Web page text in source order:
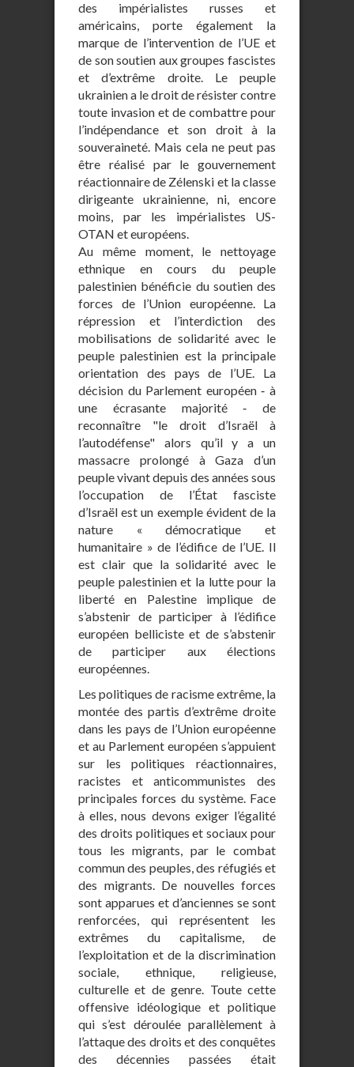
des impérialistes russes et
américains, porte également la
marque de l’intervention de l’UE et
de son soutien aux groupes fascistes
et d’extrême droite. Le peuple
ukrainien a le droit de résister contre
toute invasion et de combattre pour
l’indépendance et son droit à la
souveraineté. Mais cela ne peut pas
être réalisé par le gouvernement
réactionnaire de Zélenski et la classe
dirigeante ukrainienne, ni, encore
moins, par les impérialistes US-
OTAN et européens.
Au même moment, le nettoyage
ethnique en cours du peuple
palestinien bénéficie du soutien des
forces de l’Union européenne. La
répression et l’interdiction des
mobilisations de solidarité avec le
peuple palestinien est la principale
orientation des pays de l’UE. La
décision du Parlement européen ‐ à
une écrasante majorité ‐ de
reconnaître "le droit d’Israël à
l’autodéfense" alors qu’il y a un
massacre prolongé à Gaza d’un
peuple vivant depuis des années sous
l’occupation de l’État fasciste
d’Israël est un exemple évident de la
nature « démocratique et
humanitaire » de l’édifice de l’UE. Il
est clair que la solidarité avec le
peuple palestinien et la lutte pour la
liberté en Palestine implique de
s’abstenir de participer à l’édifice
européen belliciste et de s’abstenir
de participer aux élections
européennes.
Les politiques de racisme extrême, la
montée des partis d’extrême droite
dans les pays de l’Union européenne
et au Parlement européen s’appuient
sur les politiques réactionnaires,
racistes et anticommunistes des
principales forces du système. Face
à elles, nous devons exiger l’égalité
des droits politiques et sociaux pour
tous les migrants, par le combat
commun des peuples, des réfugiés et
des migrants. De nouvelles forces
sont apparues et d’anciennes se sont
renforcées, qui représentent les
extrêmes du capitalisme, de
l’exploitation et de la discrimination
sociale, ethnique, religieuse,
culturelle et de genre. Toute cette
offensive idéologique et politique
qui s’est déroulée parallèlement à
l’attaque des droits et des conquêtes
des décennies passées était